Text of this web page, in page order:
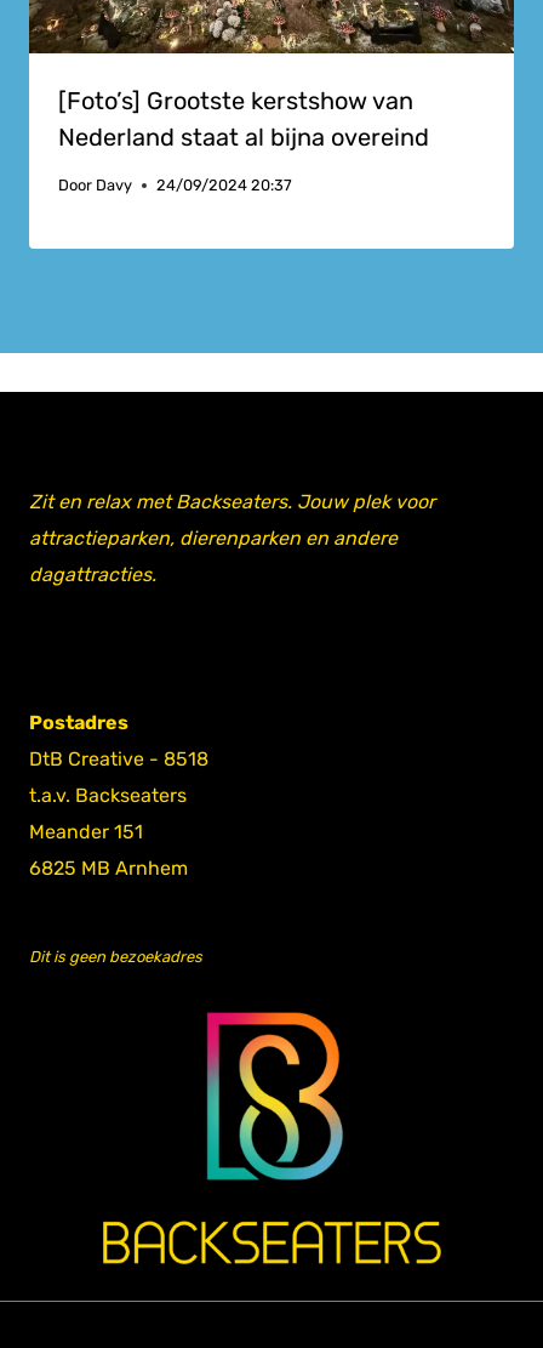
[Foto’s] Grootste kerstshow van
Nederland staat al bijna overeind
Door Davy 24/09/2024 20:37
Zit en relax met Backseaters. Jouw plek voor
attractieparken, dierenparken en andere
dagattracties.
Postadres
DtB Creative - 8518
t.a.v. Backseaters
Meander 151
6825 MB Arnhem
Dit is geen bezoekadres